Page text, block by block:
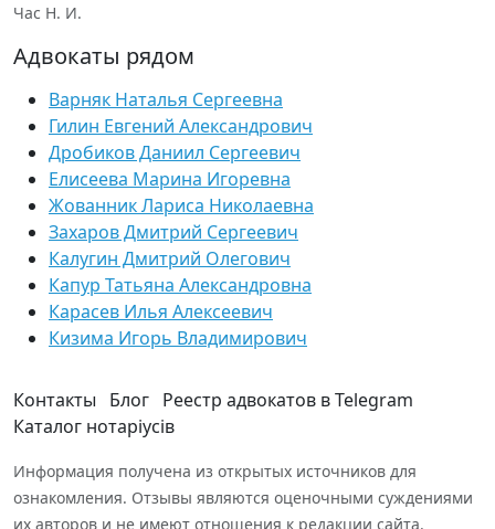
Час Н. И.
Адвокаты рядом
Варняк Наталья Сергеевна
Гилин Евгений Александрович
Дробиков Даниил Сергеевич
Елисеева Марина Игоревна
Жованник Лариса Николаевна
Захаров Дмитрий Сергеевич
Калугин Дмитрий Олегович
Капур Татьяна Александровна
Карасев Илья Алексеевич
Кизима Игорь Владимирович
Контакты Блог Реестр адвокатов в Telegram
Каталог нотаріусів
Информация получена из открытых источников для
ознакомления. Отзывы являются оценочными суждениями
их авторов и не имеют отношения к редакции сайта.